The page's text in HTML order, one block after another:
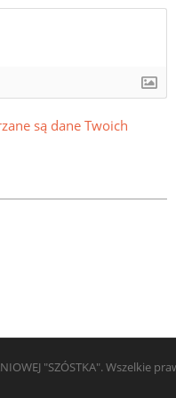
są dane Twoich
"SZÓSTKA". Wszelkie